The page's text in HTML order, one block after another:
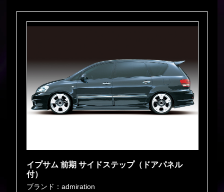
イプサム 前期 サイドステップ（ドアパネル
付）
ブランド：admiration